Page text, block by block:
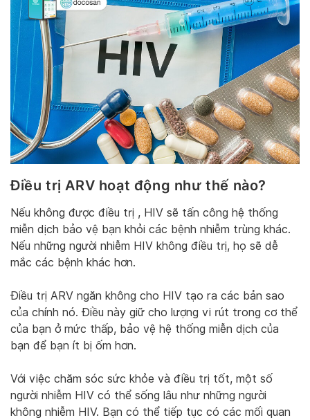
Điều trị ARV hoạt động như thế nào?
Nếu không được điều trị , HIV sẽ tấn công hệ thống
miễn dịch bảo vệ bạn khỏi các bệnh nhiễm trùng khác.
Nếu những người nhiễm HIV không điều trị, họ sẽ dễ
mắc các bệnh khác hơn.
Điều trị ARV ngăn không cho HIV tạo ra các bản sao
của chính nó. Điều này giữ cho lượng vi rút trong cơ thể
của bạn ở mức thấp, bảo vệ hệ thống miễn dịch của
bạn để bạn ít bị ốm hơn.
Với việc chăm sóc sức khỏe và điều trị tốt, một số
người nhiễm HIV có thể sống lâu như những người
không nhiễm HIV. Bạn có thể tiếp tục có các mối quan